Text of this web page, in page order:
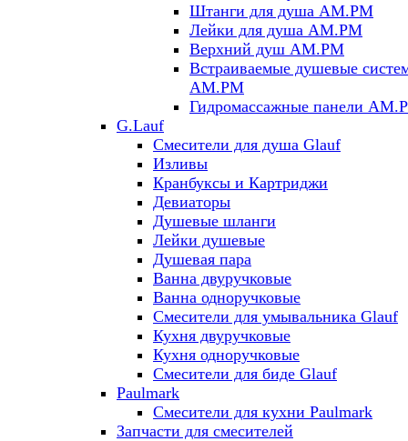
Штанги для душа AM.PM
Лейки для душа AM.PM
Верхний душ AM.PM
Встраиваемые душевые
AM.PM
Гидромассажные панели
G.Lauf
Смесители для душа Glauf
Изливы
Кранбуксы и Картриджи
Девиаторы
Душевые шланги
Лейки душевые
Душевая пара
Ванна двуручковые
Ванна одноручковые
Смесители для умывальника Glauf
Кухня двуручковые
Кухня одноручковые
Смесители для биде Glauf
Paulmark
Смесители для кухни Paulmark
Запчасти для смесителей